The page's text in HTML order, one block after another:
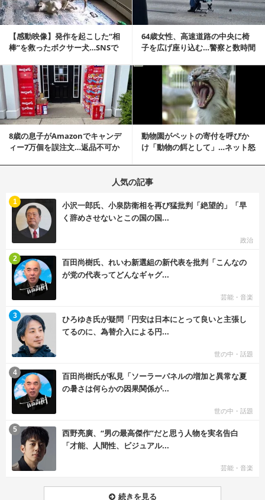
【感動映像】発作を起こした“相
棒”を救ったボクサー犬…SNSで
64歳女性、高速道路の中央に椅
子を広げ座り込む…警察と数時間
8歳の息子がAmazonでキャンデ
ィー7万個を誤注文…返品不可か
動物園がペットの寄付を呼びか
け「動物の餌として」…ネット怒
記事を読む
人気の記事
小沢一郎氏、小泉防衛相を再び猛批判「絶望的」「早
く辞めさせないとこの国の国...
政治
1
百田尚樹氏、れいわ新選組の新代表を批判「こんなの
が党の代表ってどんなギャグ...
芸能・音楽
2
ひろゆき氏が疑問「円安は日本にとって良いと主張し
てるのに、為替介入による円...
世の中・話題
3
百田尚樹氏が私見「ソーラーパネルの増加と異常な夏
の暑さは何らかの因果関係が...
世の中・話題
4
西野亮廣、“男の最高傑作”だと思う人物を実名告白
「才能、人間性、ビジュアル...
芸能・音楽
5
続きを見る